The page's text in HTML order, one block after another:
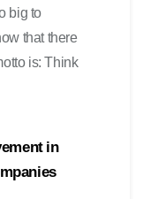
big to
that there
is: Think
in